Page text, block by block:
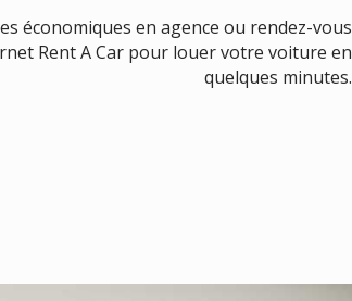
économiques en agence ou rendez-vous
Rent A Car pour louer votre voiture en
quelques minutes.